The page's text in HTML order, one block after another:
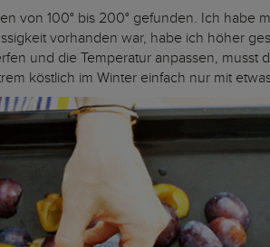
von 100° bis 200° gefunden. Ich habe
vorhanden war, habe ich höher
und die Temperatur anpassen, musst
köstlich im Winter einfach nur mit